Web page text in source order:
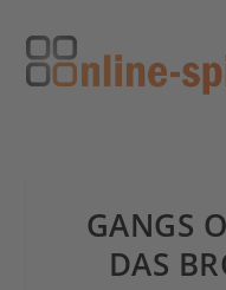
GANGS
DAS